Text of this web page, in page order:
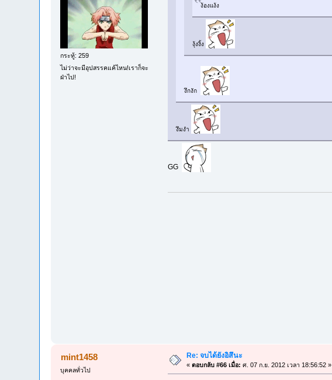
กระทู้: 259
ไม่ว่าจะมีอุปสรรคแค้ไหน!เราก็จะ
ฝ่าไป!
ง้องแง้ง
งุ้งงิ้ง
งึกงัก
งึมงำ
GG
mint1458
บุคคลทั่วไป
Re: จบได้ยังอิสึนะ
«ตอบกลับ #66 เมื่อ: ศ. 07 ก.ย. 2012 เวลา 18:56:52 »